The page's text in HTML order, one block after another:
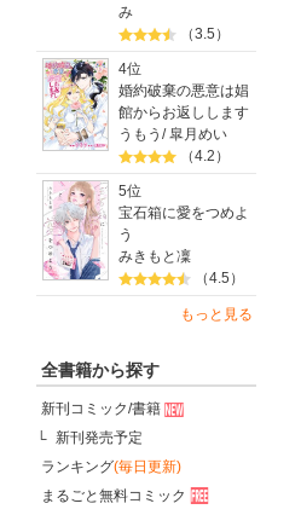
み
（3.5）
4位
婚約破棄の悪意は娼
館からお返しします
うもう /皐月めい
（4.2）
5位
宝石箱に愛をつめよ
う
みきもと凜
（4.5）
もっと見る
全書籍から探す
新刊コミック/書籍
新刊発売予定
ランキング(毎日更新)
まるごと無料コミック